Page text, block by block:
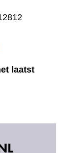
laatst